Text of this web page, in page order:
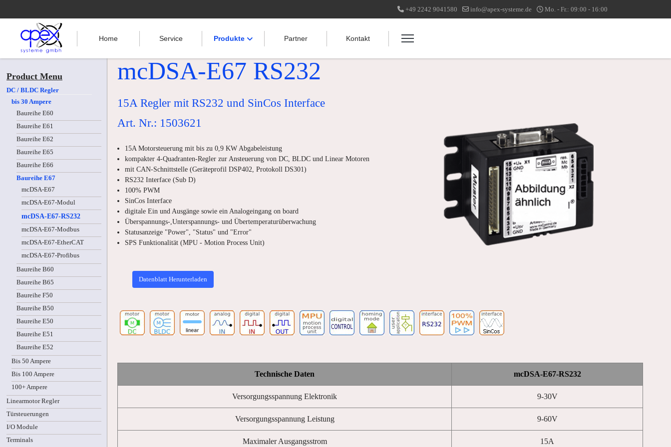
+49 2242 9041580 info@apex-systeme.de Mo. - Fr.: 09:00 - 16:00
Home Service Produkte Partner Kontakt
Product Menu
DC / BLDC Regler
bis 30 Ampere
Baureihe E60
Baureihe E61
Baureihe E62
Baureihe E65
Baureihe E66
Baureihe E67
mcDSA-E67
mcDSA-E67-Modul
mcDSA-E67-RS232
mcDSA-E67-Modbus
mcDSA-E67-EtherCAT
mcDSA-E67-Profibus
Baureihe B60
Baureihe B65
Baureihe F50
Baureihe B50
Baureihe E50
Baureihe E51
Baureihe E52
Bis 50 Ampere
Bis 100 Ampere
100+ Ampere
Linearmotor Regler
Türsteuerungen
I/O Module
Terminals
mcDSA-E67 RS232
15A Regler mit RS232 und SinCos Interface
Art. Nr.: 1503621
15A Motorsteuerung mit bis zu 0,9 KW Abgabeleistung
kompakter 4-Quadranten-Regler zur Ansteuerung von DC, BLDC und Linear Motoren
mit CAN-Schnittstelle (Geräteprofil DSP402, Protokoll DS301)
RS232 Interface (Sub D)
100% PWM
SinCos Interface
digitale Ein und Ausgänge sowie ein Analogeingang on board
Überspannungs-,Unterspannungs- und Übertemperaturüberwachung
Statusanzeige "Power", "Status" und "Error"
SPS Funktionalität (MPU - Motion Process Unit)
Datenblatt Herunterladen
Technische Daten mcDSA-E67-RS232
Versorgungsspannung Elektronik 9-30V
Versorgungsspannung Leistung 9-60V
Maximaler Ausgangsstrom 15A